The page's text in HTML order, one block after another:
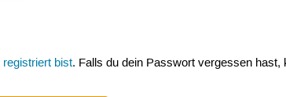
registriert bist. Falls du dein Passwort vergessen